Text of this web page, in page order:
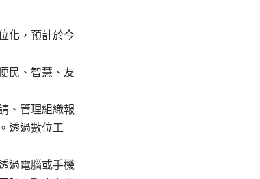
化，預計於今
民、智慧、友
、管理組織報
透過數位工
過電腦或手機